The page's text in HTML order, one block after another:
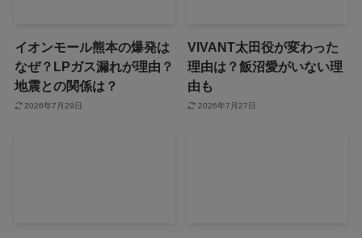
イオンモール熊本の爆発は
なぜ？LPガス漏れが理由？
地震との関係は？
2026年7月29日
VIVANT太田役が変わった
理由は？飯沼愛がいない理
由も
2026年7月27日